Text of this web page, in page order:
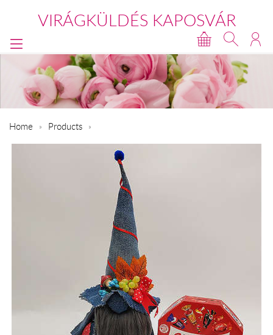
VIRÁGKÜLDÉS KAPOSVÁR
Home Products